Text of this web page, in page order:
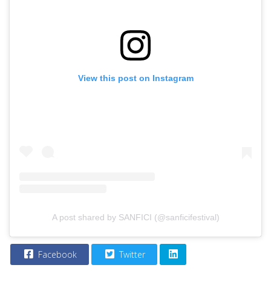
View this post on Instagram
A post shared by SANFICI (@sanficifestival)
Facebook Twitter